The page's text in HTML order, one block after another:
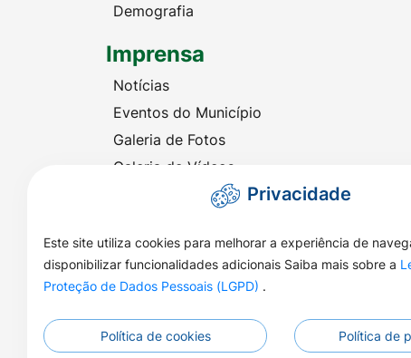
Demografia
Imprensa
Notícias
Eventos do Município
Galeria de Fotos
Galeria de Vídeos
Audiência EletrônicaPrivacidade
Este site utiliza cookies para melhorar a experiência de
disponibilizar funcionalidades adicionais Saiba mais sobre a
Proteção de Dados Pessoais (LGPD) .
Política de cookies Política de